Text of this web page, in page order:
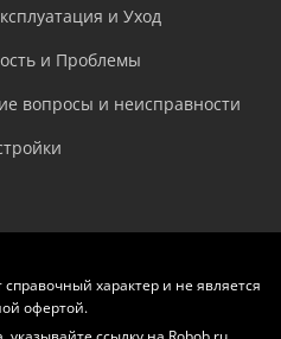
и Уход
и Проблемы
вопросы и неисправности
характер и не является
офертой.